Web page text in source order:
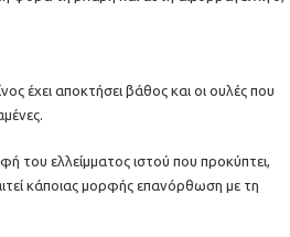
έχει αποκτήσει βάθος και οι ουλές που
του ελλείμματος ιστού που προκύπτει,
κάποιας μορφής επανόρθωση με τη